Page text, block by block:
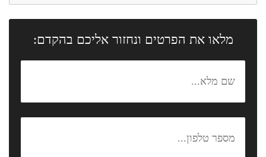
מלאו את הפרטים ונחזור אליכם בהקדם: